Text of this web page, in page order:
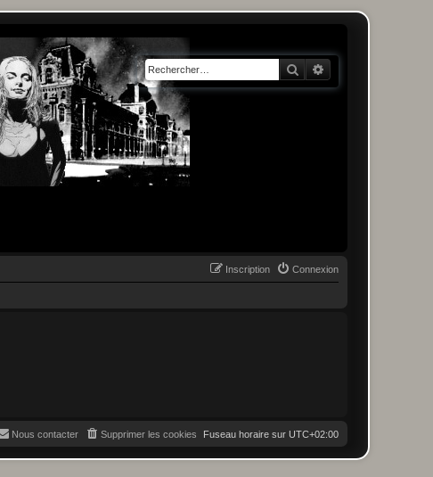
Rechercher
Connexion
Inscription
Fuseau horaire sur UTC+02:00
Supprimer les cookies
Nous contacter